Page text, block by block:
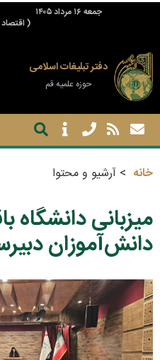
جمعه ۱۶ مرداد ۱۴۰۵
(
دفتر تبلیغات اسلامی
حوزه علمیه قم
خانه آرشیو و محتوا
میزبانی دانشگاه
دانش‌آموزان